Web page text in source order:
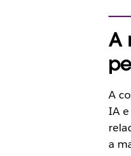
A
A
IA e
a